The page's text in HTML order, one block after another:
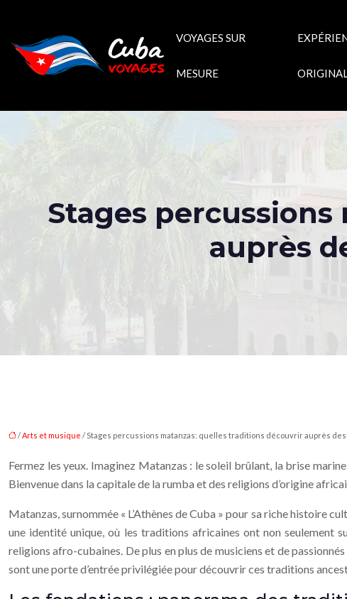
VOYAGES SUR
MESURE
Stages
auprès
/Arts et musique / Stages percussions matanzas: quelles traditions découvrir auprès
Fermez les yeux. Imaginez Matanzas : le soleil brûlant, la brise
Bienvenue dans la capitale de la rumba et des religions d’origine
Matanzas, surnommée « L’Athènes de Cuba » pour sa riche histoire
une identité unique, où les traditions africaines ont non seulement
religions afro-cubaines. De plus en plus de musiciens et de
sont une porte d’entrée privilégiée pour découvrir ces traditions